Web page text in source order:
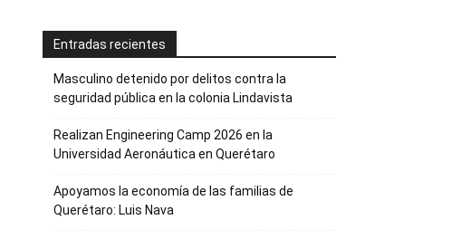
Entradas recientes
Masculino detenido por delitos contra la
seguridad pública en la colonia Lindavista
Realizan Engineering Camp 2026 en la
Universidad Aeronáutica en Querétaro
Apoyamos la economía de las familias de
Querétaro: Luis Nava